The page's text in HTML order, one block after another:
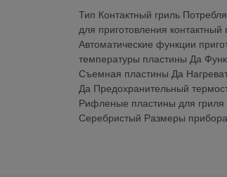
Тип Контактный гриль
для приготовления
Автоматические функции
температуры пластины Да
Съемная пластины Да
Да Предохранительный
Рифленые пластины для
Серебристый Размеры